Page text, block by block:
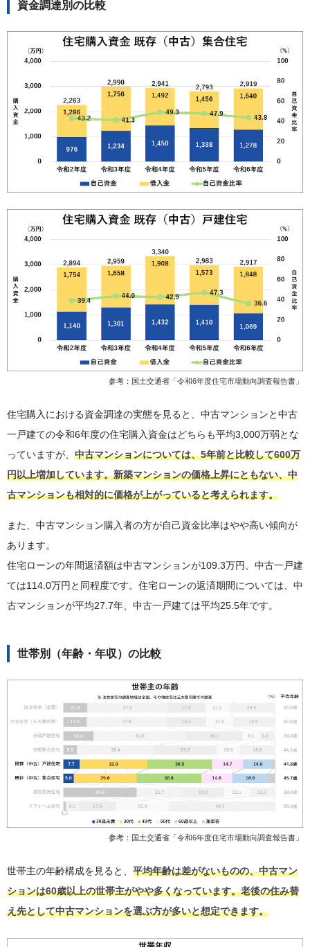
資金調達別の比較
参考：国土交通省「令和6年度住宅市場動向調査報告書 」
住宅購入における資金調達の実態を見ると、中古マンションと中古
一戸建ての令和6年度の住宅購入資金はどちらも平均3,000万弱とな
っていますが、 中古マンションについては、5年前と比較して600万
円以上増加しています。新築マンションの価格上昇にともない、中
古マンションも相対的に価格が上がっていると考えられます。
また、中古マンション購入者の方が自己資金比率はやや高い傾向が
あります。
住宅ローンの年間返済額は中古マンションが109.3万円、中古一戸建
ては114.0万円と同程度です。住宅ローンの返済期間については、中
古マンションが平均27.7年、中古一戸建ては平均25.5年です。
世帯別（年齢・年収）の比較
参考：国土交通省「令和6年度住宅市場動向調査報告書 」
世帯主の年齢構成を見ると、 平均年齢は差がないものの、中古マン
ションは60歳以上の世帯主がやや多くなっています。老後の住み替
え先として中古マンションを選ぶ方が多いと想定できます。